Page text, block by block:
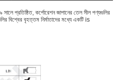
প্রতিষ্ঠিত, কর্পোরেশন জাপানের তেল সীল পণ্যগুলির
বিশ্বের বৃহত্তম নির্মাতাদের মধ্যে একটি is